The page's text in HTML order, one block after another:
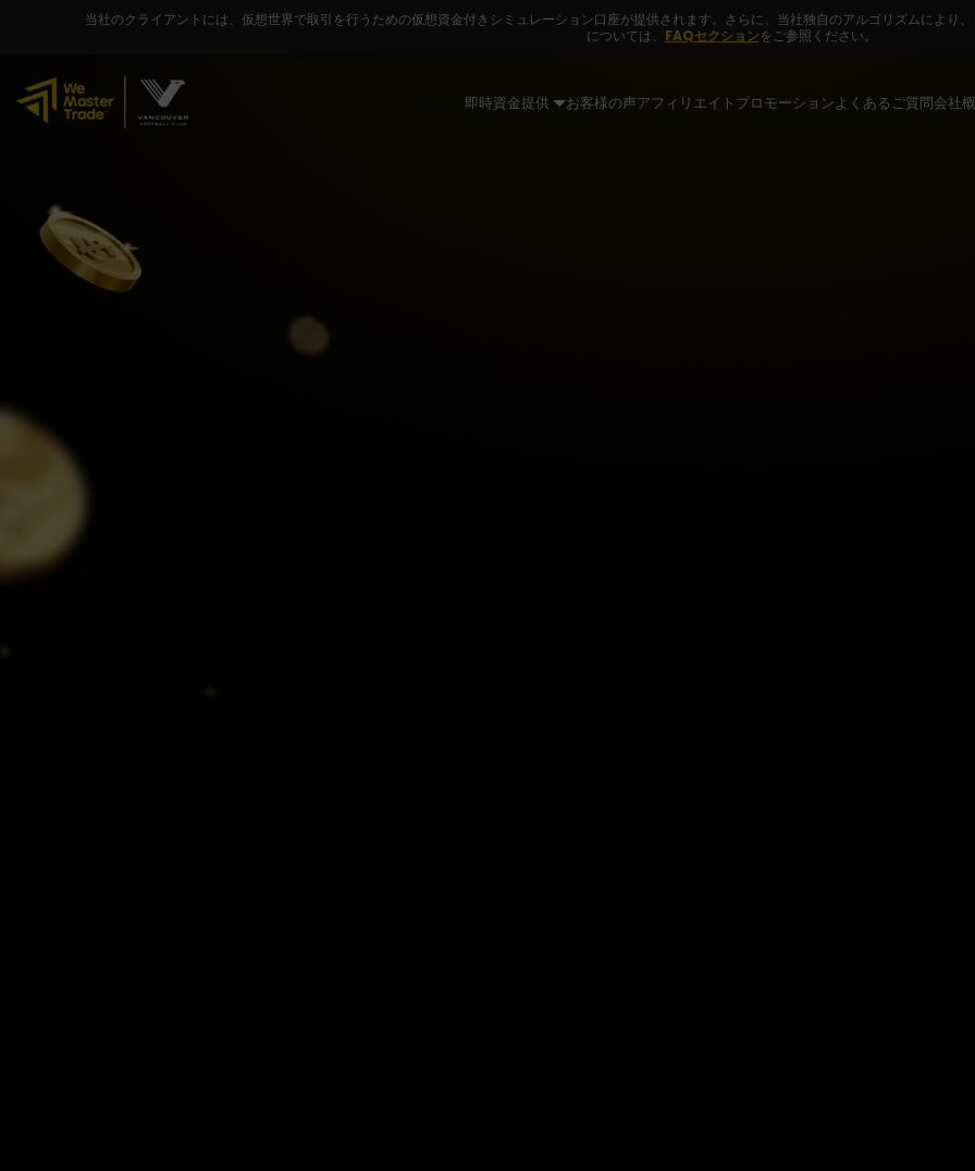
当社のクライアントには、仮想世界で取引を行うための仮想資金付きシミュレーション口座が提供されます。さらに、当社独自のアルゴリズムにより
については、 FAQセクションをご参照ください。
即時資金提供 お客様の声アフィリエイト プロモーションよくあるご質問会社